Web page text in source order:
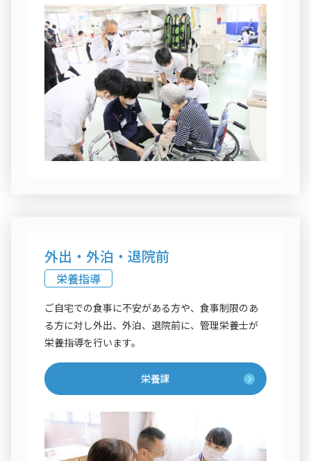
外出・外泊・退院前
栄養指導
ご自宅での食事に不安がある方や、食事制限のあ
る方に対し外出、外泊、退院前に、管理栄養士が
栄養指導を行います。
栄養課